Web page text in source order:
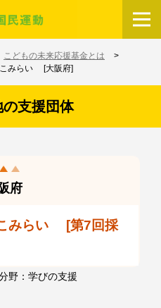
こどもの未来応援基金とは
みらい [大阪府]
の支援団体
府
みらい [第7回採
野：学びの支援